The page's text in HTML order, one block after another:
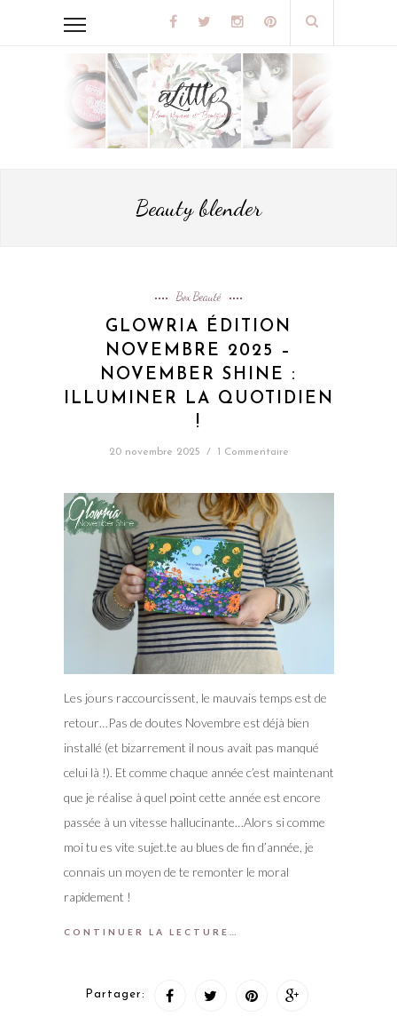
Beauty blender
Box Beauté
GLOWRIA ÉDITION
NOVEMBRE 2025 –
NOVEMBER SHINE :
ILLUMINER LA QUOTIDIEN
!
20 novembre 2025 / 1 Commentaire
Les jours raccourcissent, le mauvais temps est de
retour…Pas de doutes Novembre est déjà bien
installé (et bizarrement il nous avait pas manqué
celui là !). Et comme chaque année c’est maintenant
que je réalise à quel point cette année est encore
passée à un vitesse hallucinante…Alors si comme
moi tu es vite sujet.te au blues de fin d’année, je
connais un moyen de te remonter le moral
rapidement !
CONTINUER LA LECTURE…
Partager: